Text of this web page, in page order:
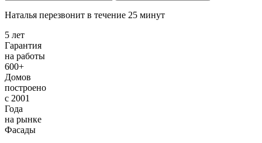
Наталья перезвонит в течение 25 минут
5 лет
Гарантия
на работы
600+
Домов
построено
с 2001
Года
на рынке
Фасады